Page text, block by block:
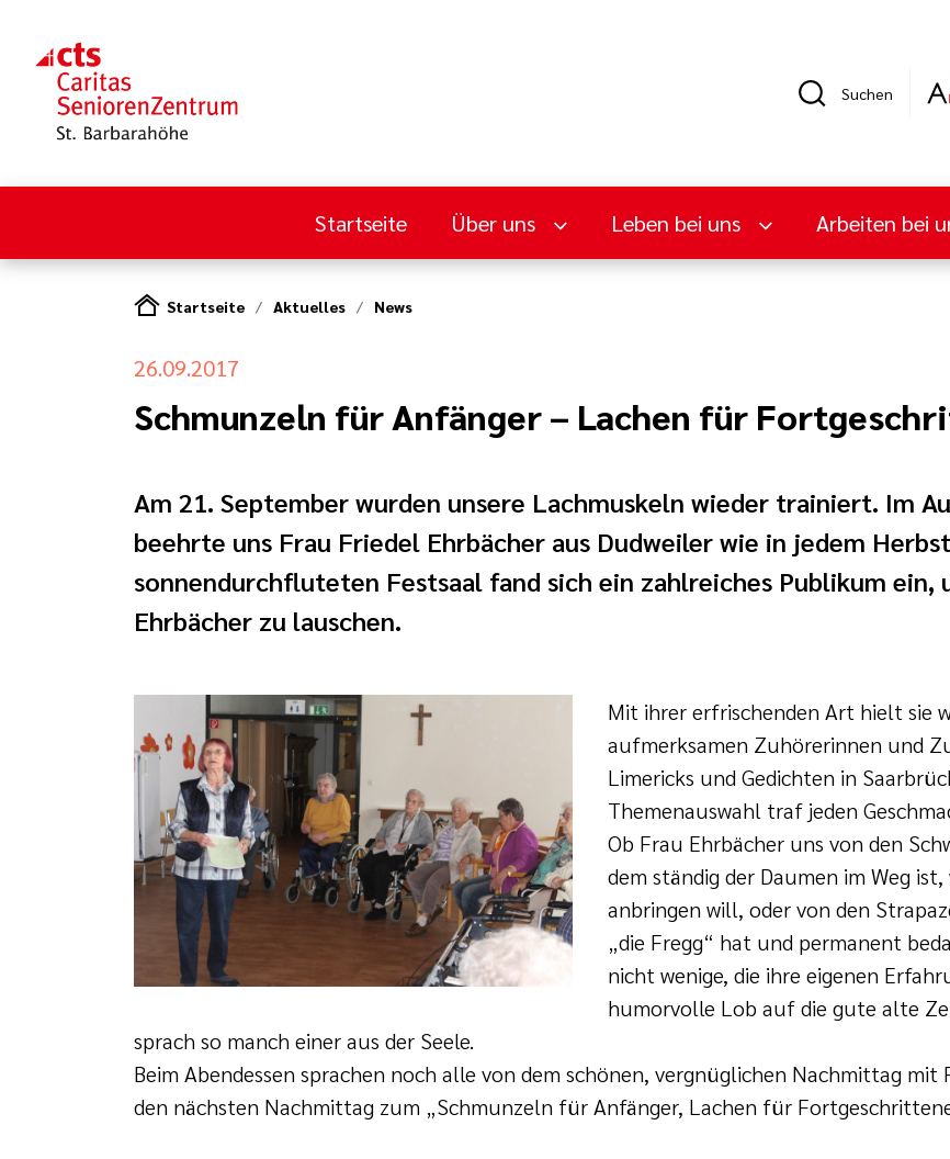
Suchen
Startseite Über uns Leben bei uns Arbeiten bei
Startseite Aktuelles News
26.09.2017
Schmunzeln für Anfänger – Lachen für
Am 21. September wurden unsere Lachmuskeln wieder trainiert. Im
beehrte uns Frau Friedel Ehrbächer aus Dudweiler wie in jedem
sonnendurchfluteten Festsaal fand sich ein zahlreiches Publikum ein,
Ehrbächer zu lauschen.
Mit ihrer erfrischenden Art hielt sie
aufmerksamen Zuhörerinnen und
Limericks und Gedichten in
Themenauswahl traf jeden
Ob Frau Ehrbächer uns von den
dem ständig der Daumen im Weg
anbringen will, oder von den
„die Fregg“ hat und permanent
nicht wenige, die ihre eigenen
humorvolle Lob auf die gute alte
sprach so manch einer aus der Seele.
Beim Abendessen sprachen noch alle von dem schönen, vergnüglichen Nachmittag
den nächsten Nachmittag zum „Schmunzeln für Anfänger, Lachen für